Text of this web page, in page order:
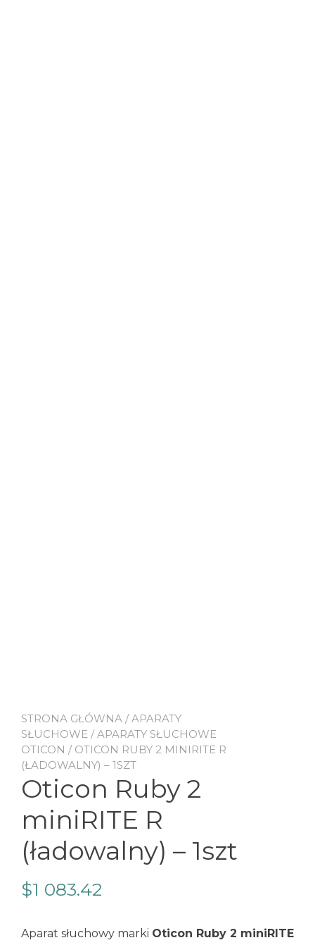
STRONA GŁÓWNA /APARATY
SŁUCHOWE /APARATY SŁUCHOWE
OTICON / OTICON RUBY 2 MINIRITE R
(ŁADOWALNY) – 1SZT
Oticon Ruby 2
miniRITE R
(ładowalny) – 1szt
$1 083.42
Aparat słuchowy marki Oticon Ruby 2 miniRITE